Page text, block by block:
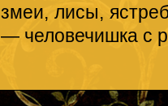
змеи, лисы,
— человечишка с